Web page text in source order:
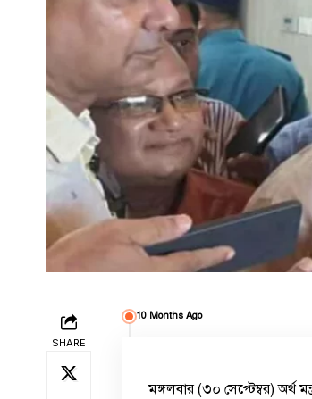
SHARE
10 Months Ago
মঙ্গলবার (৩০ সেপ্টেম্বর) অর্থ